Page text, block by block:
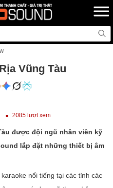
Vũng Tàu
2085 lượt xem
được đội ngũ nhân viên kỹ
lắp đặt những thiết bị âm
nổi tiếng tại các tỉnh các